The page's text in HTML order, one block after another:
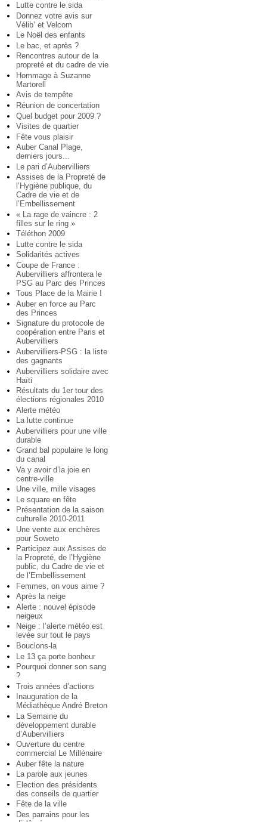
Lutte contre le sida
Donnez votre avis sur
Vélib’ et Velcom
Le Noël des enfants
Le bac, et après ?
Rencontres autour de la
propreté et du cadre de vie
Hommage à Suzanne
Martorell
Avis de tempête
Réunion de concertation
Quel budget pour 2009 ?
Visites de quartier
Fête vous plaisir
Auber Canal Plage,
derniers jours...
Le pari d’Aubervilliers
Assises de la Propreté de
l’Hygiène publique, du
Cadre de vie et de
l’Embellissement
« La rage de vaincre : 2
filles sur le ring »
Téléthon 2009
Lutte contre le sida
Solidarités actives
Coupe de France :
Aubervilliers affrontera le
PSG au Parc des Princes
Tous Place de la Mairie !
Auber en force au Parc
des Princes
Signature du protocole de
coopération entre Paris et
Aubervilliers
Aubervilliers-PSG : la liste
des gagnants
Aubervilliers solidaire avec
Haïti
Résultats du 1er tour des
élections régionales 2010
Alerte météo
La lutte continue
Aubervilliers pour une ville
durable
Grand bal populaire le long
du canal
Va y avoir d’la joie en
centre-ville
Une ville, mille visages
Le square en fête
Présentation de la saison
culturelle 2010-2011
Une vente aux enchères
pour Soweto
Participez aux Assises de
la Propreté, de l’Hygiène
public, du Cadre de vie et
de l’Embellissement
Femmes, on vous aime ?
Après la neige
Alerte : nouvel épisode
neigeux
Neige : l’alerte météo est
levée sur tout le pays
Bouclons-la
Le 13 ça porte bonheur
Pourquoi donner son sang
?
Trois années d’actions
Inauguration de la
Médiathèque André Breton
La Semaine du
développement durable
d’Aubervilliers
Ouverture du centre
commercial Le Millénaire
Auber fête la nature
La parole aux jeunes
Election des présidents
des conseils de quartier
Fête de la ville
Des parrains pour les